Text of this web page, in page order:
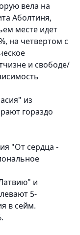
вела на
Аболтиня,
месте идет
на четвертом с
и свободе/
из
гораздо
"От сердца -
и
5-
в сейм.